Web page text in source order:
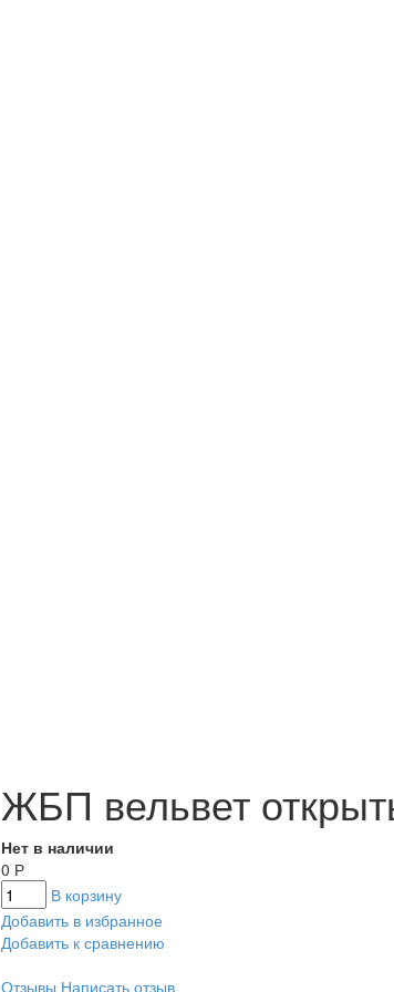
ЖБП вельвет
Нет в наличии
0 Р
В корзину
Добавить в избранное
Добавить к сравнению
Отзывы Написать отзыв